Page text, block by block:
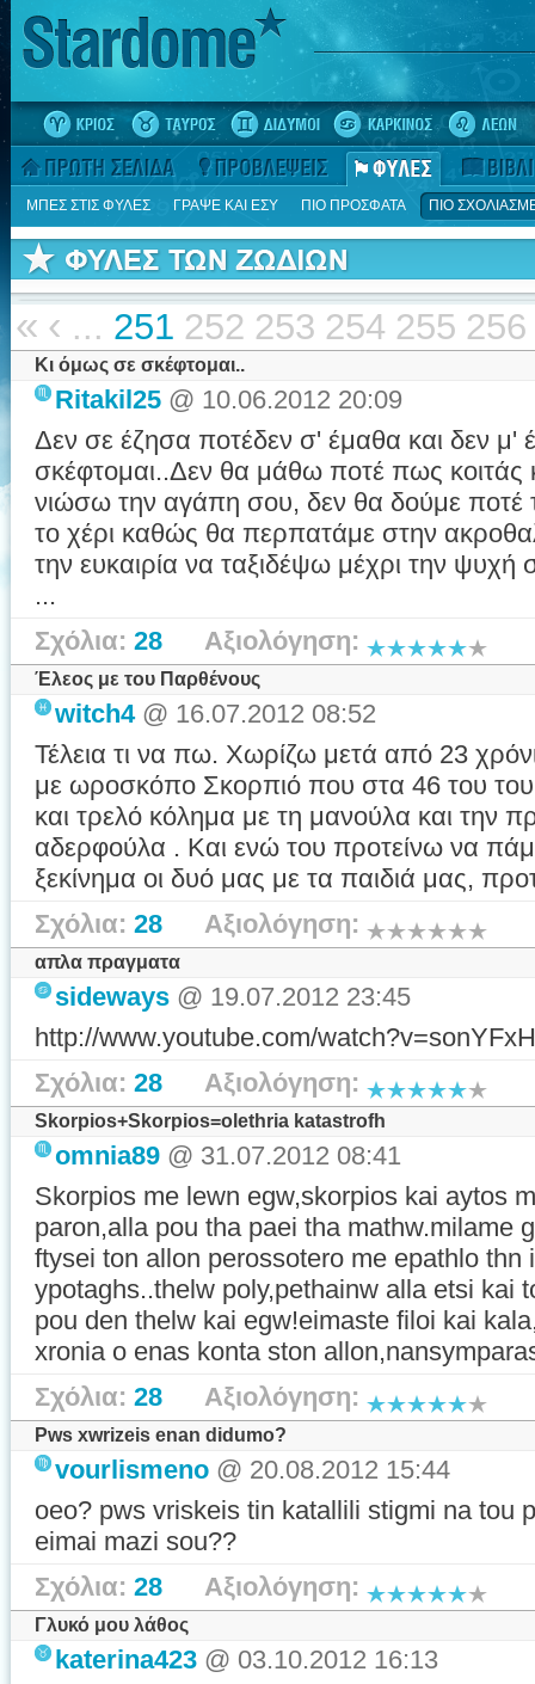
ΜΠΕΣ ΣΤΙΣ ΦΥΛΕΣ ΓΡΑΨΕ ΚΑΙ ΕΣΥ ΠΙΟ ΠΡΟΣΦΑΤΑ ΠΙΟ
« ‹ ... 251 252 253 254 255 256
Κι όμως σε σκέφτομαι..
Ritakil25 @ 10.06.2012 20:09
Δεν σε έζησα ποτέδεν σ' έμαθα και δεν μ'
σκέφτομαι..Δεν θα μάθω ποτέ πως κοιτάς
νιώσω την αγάπη σου, δεν θα δούμε ποτέ
το χέρι καθώς θα περπατάμε στην
την ευκαιρία να ταξιδέψω μέχρι την
...
Σχόλια: 28 Αξιολόγηση:
Έλεος με του Παρθένους
witch4@ 16.07.2012 08:52
Τέλεια τι να πω. Χωρίζω μετά από 23
με ωροσκόπο Σκορπιό που στα 46 του
και τρελό κόλημα με τη μανούλα και την
αδερφούλα . Και ενώ του προτείνω να
ξεκίνημα οι δυό μας με τα παιδιά μας,
Σχόλια: 28 Αξιολόγηση:
απλα πραγματα
sideways @ 19.07.2012 23:45
http://www.youtube.com/
Σχόλια: 28 Αξιολόγηση:
Skorpios+Skorpios=olethria katastrofh
omnia89 @ 31.07.2012 08:41
Skorpios me lewn egw,skorpios kai aytos
paron,alla pou tha paei tha mathw.milame
ftysei ton allon perossotero me epathlo thn
ypotaghs..thelw poly,pethainw alla etsi kai
pou den thelw kai egw!eimaste filoi kai
xronia o enas konta ston
Σχόλια: 28 Αξιολόγηση:
Pws xwrizeis enan didumo?
vourlismeno @ 20.08.2012 15:44
oeo? pws vriskeis tin katallili stigmi na tou
eimai mazi sou??
Σχόλια: 28 Αξιολόγηση:
Γλυκό μου λάθος
katerina423 @ 03.10.2012 16:13